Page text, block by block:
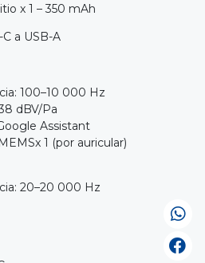
x 1 – 350 mAh
a USB-A
100–10 000 Hz
dBV/Pa
Assistant
1 (por auricular)
20–20 000 Hz